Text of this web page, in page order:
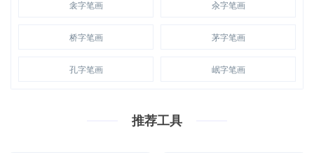
衾字笔画 汆字笔画
桥字笔画 茅字笔画
孔字笔画 岷字笔画
推荐工具